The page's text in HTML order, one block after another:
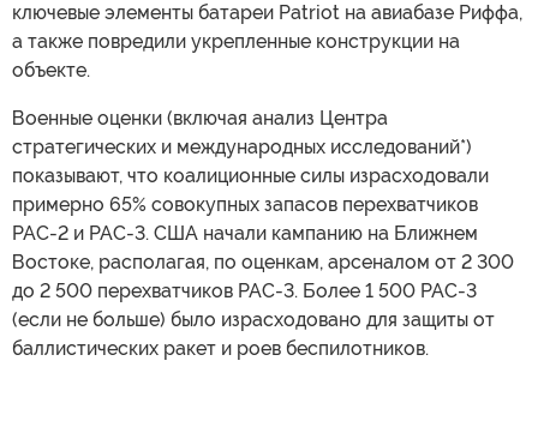
ключевые элементы батареи Patriot на авиабазе Риффа,
а также повредили укрепленные конструкции на
объекте.
Военные оценки (включая анализ Центра
стратегических и международных исследований*)
показывают, что коалиционные силы израсходовали
примерно 65% совокупных запасов перехватчиков
PAC-2 и PAC-3. США начали кампанию на Ближнем
Востоке, располагая, по оценкам, арсеналом от 2 300
до 2 500 перехватчиков PAC-3. Более 1 500 PAC-3
(если не больше) было израсходовано для защиты от
баллистических ракет и роев беспилотников.